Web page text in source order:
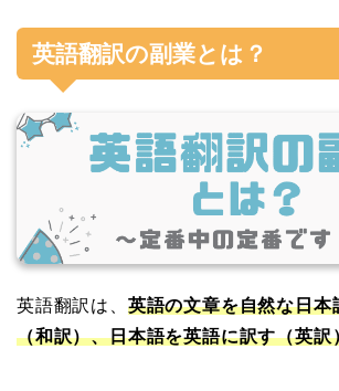
英語翻訳の副業とは？
英語翻訳は、 英語の文章を自然な日本
（和訳）、日本語を英語に訳す（英訳